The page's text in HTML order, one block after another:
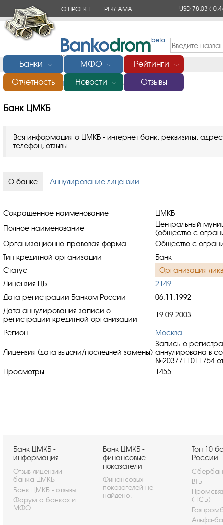
О ПРОЕКТЕ РЕКЛАМА USD 78,03(-
Банки ﹀ МФО ﹀ Рейтинги ﹀
Отчетность Новости ﹀ Отзывы
Главная/Банки России/Банк ЦМКБ
Банк ЦМКБ
Вся информация о ЦМКБ - интернет банк, реквизиты,
телефон, отзывы
О банке Аннулирование лицензии
Сокращенное наименование
ЦМКБ
Полное наименование
Центральный
(общество с
Организационно-правовая форма
Общество с
Тип кредитной организации
Банк
Статус
Организация
Лицензия ЦБ
2149
Дата регистрации Банком России
06.11.1992
Дата аннулирования записи о
регистрации кредитной организации
19.09.2003
Регион Москва
Лицензия (дата выдачи/последней замены)
Запись о
аннулирована в
№2037711011754
Просмотры
1455
Банк ЦМКБ -
информация
Отзыв лицензии
банка ЦМКБ
Банк ЦМКБ - отзывы
Форум о банках и
МФО
Банк ЦМКБ -
финансовые
показатели
Финансовых
показателей не
найдено.
Топ 10
России
ВТБ
(ПСБ)
Альфа-